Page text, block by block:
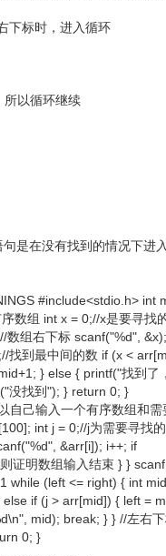
下标时，进入循环
以循环继续
是在没有找到的情况下进入
#include<stdio.h> int
数组 int x = 0;//x是要寻找
组右下标 scanf("%d",
找到最中间的数 if (x <
} else { printf("找到了
没找到"); } return 0; }
自己输入一个有序数组和
int j = 0;//j为需要寻找
&arr[i]); i++; if
证明数组输入结束 } }
while (left <= right) { int
if (j > arr[mid]) { left =
mid); break; } } //左右
0; }